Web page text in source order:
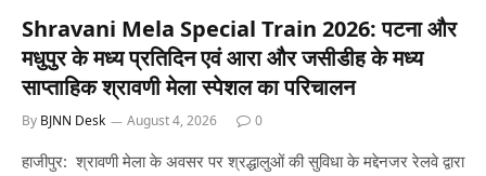
Shravani Mela Special Train 2026: पटना और
मधुपुर के मध्य प्रतिदिन एवं आरा और जसीडीह के मध्य
साप्ताहिक श्रावणी मेला स्पेशल का परिचालन
By BJNN Desk August 4, 2026 0
हाजीपुर: श्रावणी मेला के अवसर पर श्रद्धालुओं की सुविधा के मद्देनजर रेलवे द्वारा